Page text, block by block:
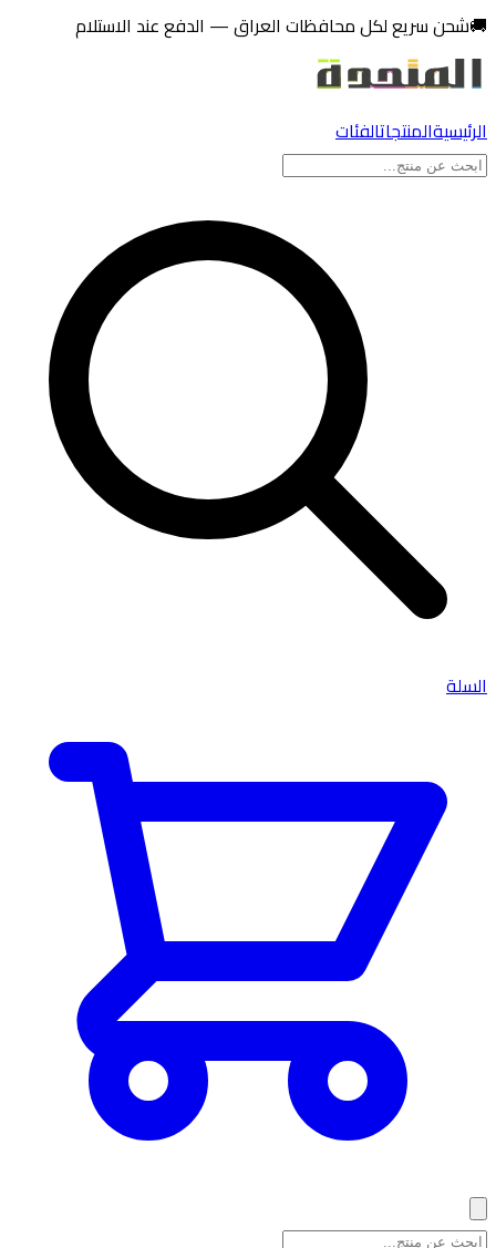
تخطي إلى المحتوى
🚚شحن سريع لكل محافظات العراق — الدفع عند الاستلام
الرئيسيةالمنتجاتالفئات
السلة